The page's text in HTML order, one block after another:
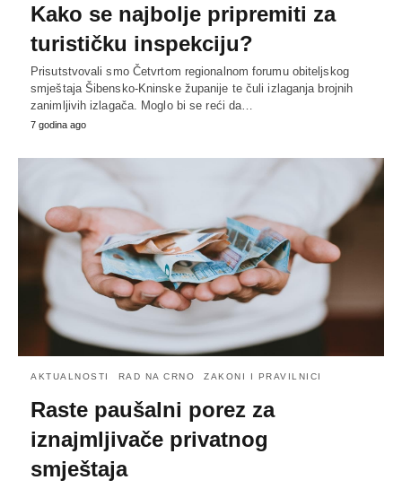
Kako se najbolje pripremiti za
turističku inspekciju?
Prisutstvovali smo Četvrtom regionalnom forumu obiteljskog
smještaja Šibensko-Kninske županije te čuli izlaganja brojnih
zanimljivih izlagača. Moglo bi se reći da…
7 godina ago
AKTUALNOSTI RAD NA CRNO ZAKONI I PRAVILNICI
Raste paušalni porez za
iznajmljivače privatnog
smještaja